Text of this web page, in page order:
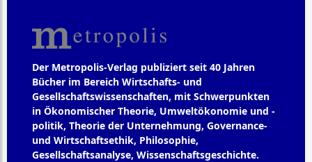
Der Metropolis-Verlag publiziert seit 40 Jahren
Bücher im Bereich Wirtschafts- und
Gesellschaftswissenschaften, mit Schwerpunkten
in Ökonomischer Theorie, Umweltökonomie und -
politik, Theorie der Unternehmung, Governance-
und Wirtschaftsethik, Philosophie,
Gesellschaftsanalyse, Wissenschaftsgeschichte.